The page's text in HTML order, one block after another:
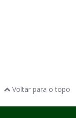
Voltar para o topo